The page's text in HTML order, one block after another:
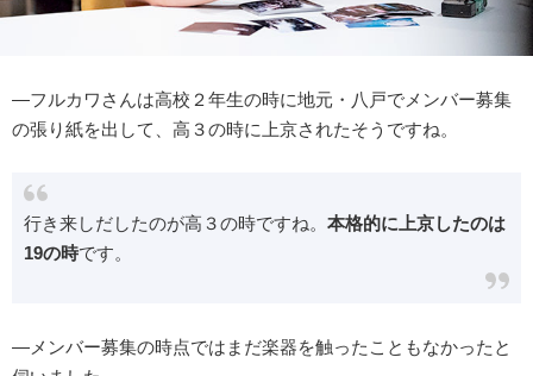
―フルカワさんは高校２年生の時に地元・八戸でメンバー募集
の張り紙を出して、高３の時に上京されたそうですね。
行き来しだしたのが高３の時ですね。 本格的に上京したのは
19の時です。
―メンバー募集の時点ではまだ楽器を触ったこともなかったと